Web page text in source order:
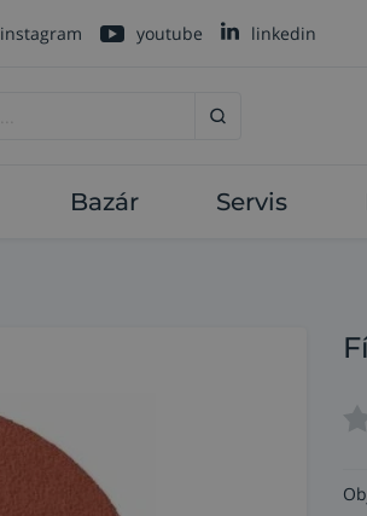
instagram youtube linkedin
Bazár Servis